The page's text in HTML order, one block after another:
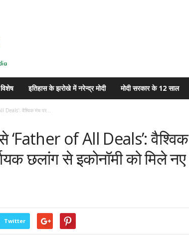
इतिहास के झरोखे में नरेन्द्र मोदी मोदी सरकार के 12 साल
Deals’: वैश्विक मंच पर...
‘Father of All Deals’: वैश्विक
छलांग से इकोनॉमी को मिले नए
Twitter